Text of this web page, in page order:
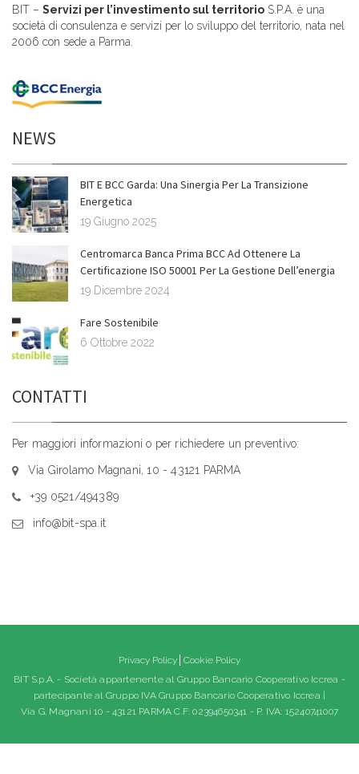
BIT – Servizi per l’investimento sul territorio S.P.A. è una
società di consulenza e servizi per lo sviluppo del territorio, nata nel
2006 con sede a Parma.
NEWS
BIT E BCC Garda: Una Sinergia Per La Transizione
Energetica
19 Giugno 2025
Centromarca Banca Prima BCC Ad Ottenere La
Certificazione ISO 50001 Per La Gestione Dell’energia
19 Dicembre 2024
Fare Sostenibile
6 Ottobre 2022
CONTATTI
Per maggiori informazioni o per richiedere un preventivo:
Via Girolamo Magnani, 10 - 43121 PARMA
+39 0521/494389
info@bit-spa.it
Privacy Policy Cookie Policy
BIT S.p.A. - Società appartenente al Gruppo Bancario Cooperativo Iccrea -
partecipante al Gruppo IVA Gruppo Bancario Cooperativo Iccrea |
Via G. Magnani 10 - 43121 PARMA C.F: 02394650341 - P. IVA: 15240741007